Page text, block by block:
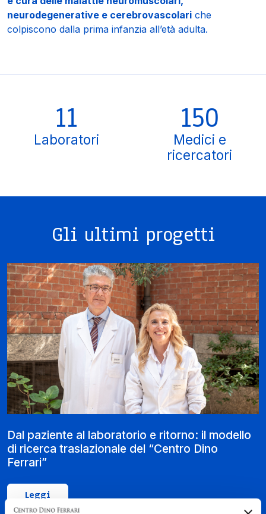
neurodegenerative e cerebrovascolari che
colpiscono dalla prima infanzia all’età adulta.
11
Laboratori
150
Medici e
ricercatori
Gli ultimi progetti
Dal paziente al laboratorio e ritorno: il modello
di ricerca traslazionale del “Centro Dino
Ferrari”
Leggi